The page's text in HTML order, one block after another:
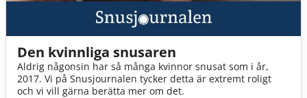
Den kvinnliga snusaren
Aldrig någonsin har så många kvinnor snusat som i år,
2017. Vi på Snusjournalen tycker detta är extremt roligt
och vi vill gärna berätta mer om det.